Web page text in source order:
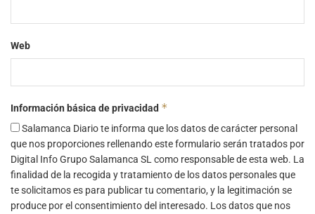
Web
Información básica de privacidad *
Salamanca Diario te informa que los datos de carácter personal
que nos proporciones rellenando este formulario serán tratados por
Digital Info Grupo Salamanca SL como responsable de esta web. La
finalidad de la recogida y tratamiento de los datos personales que
te solicitamos es para publicar tu comentario, y la legitimación se
produce por el consentimiento del interesado. Los datos que nos